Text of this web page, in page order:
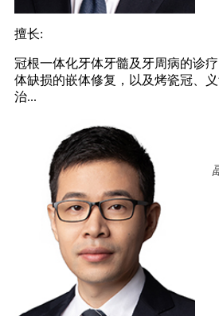
擅长:
冠根一体化牙体牙髓及牙周病的诊
体缺损的嵌体修复，以及烤瓷冠、
治...